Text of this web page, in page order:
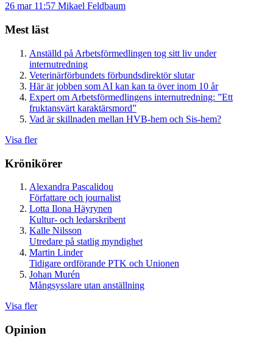
26 mar 11:57 Mikael Feldbaum
Mest läst
Anställd på Arbetsförmedlingen tog sitt liv under
internutredning
Veterinärförbundets förbundsdirektör slutar
Här är jobben som AI kan kan ta över inom 10 år
Expert om Arbetsförmedlingens internutredning: ”Ett
fruktansvärt karaktärsmord”
Vad är skillnaden mellan HVB-hem och Sis-hem?
Visa fler
Krönikörer
Alexandra Pascalidou
Författare och journalist
Lotta Ilona Häyrynen
Kultur- och ledarskribent
Kalle Nilsson
Utredare på statlig myndighet
Martin Linder
Tidigare ordförande PTK och Unionen
Johan Murén
Mångsysslare utan anställning
Visa fler
Opinion